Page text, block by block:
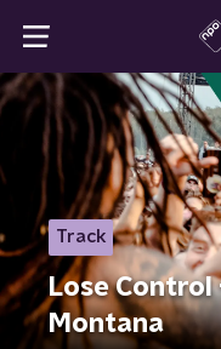
Track
Lose Control
Montana